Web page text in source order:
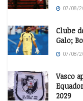
07/08/
Clube
Galo;
07/08/
Vasco
2029